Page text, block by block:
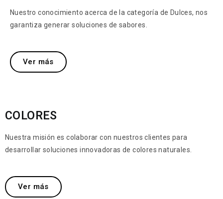
Nuestro conocimiento acerca de la categoría de Dulces, nos
garantiza generar soluciones de sabores.
Ver más
COLORES
Nuestra misión es colaborar con nuestros clientes para
desarrollar soluciones innovadoras de colores naturales.
Ver más